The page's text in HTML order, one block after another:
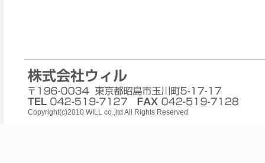
Copyright(c)2010 WILL co.,ltd All Rights Reserved